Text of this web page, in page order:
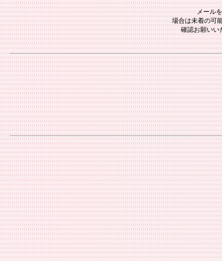
メール
場合は未着の可
確認お願いい